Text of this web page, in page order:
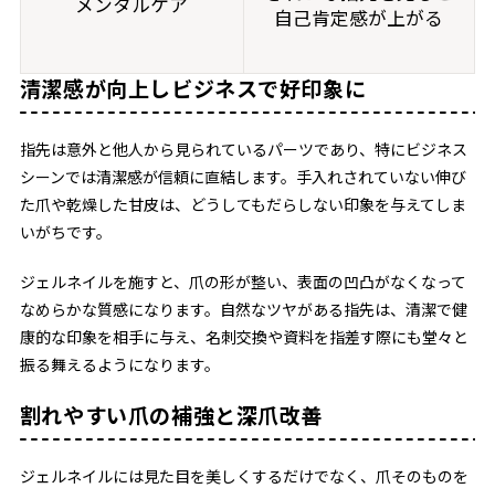
自己肯定感が上がる
清潔感が向上しビジネスで好印象に
指先は意外と他人から見られているパーツであり、特にビジネス
シーンでは清潔感が信頼に直結します。手入れされていない伸び
た爪や乾燥した甘皮は、どうしてもだらしない印象を与えてしま
いがちです。
ジェルネイルを施すと、爪の形が整い、表面の凹凸がなくなって
なめらかな質感になります。自然なツヤがある指先は、清潔で健
康的な印象を相手に与え、名刺交換や資料を指差す際にも堂々と
振る舞えるようになります。
割れやすい爪の補強と深爪改善
ジェルネイルには見た目を美しくするだけでなく、爪そのものを